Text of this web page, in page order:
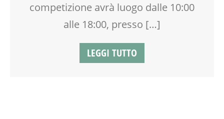
competizione avrà luogo dalle 10:00
alle 18:00, presso […]
LEGGI TUTTO